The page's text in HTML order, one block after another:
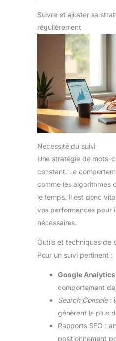
Suivre et ajuster sa
régulièrement
Nécessité du suivi
Une stratégie de mots-
constant. Le
comme les algorithmes
le temps. Il est donc
vos performances pour
nécessaires.
Outils et techniques de
Pour un suivi pertinent :
Google Analytics
comportement
Search Console:
génèrent le plus
Rapports SEO :
positionnement